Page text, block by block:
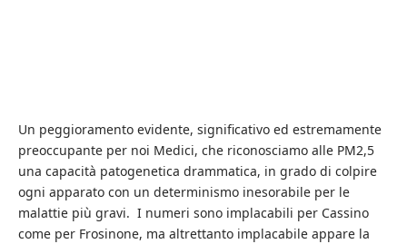
Un peggioramento evidente, significativo ed estremamente
preoccupante per noi Medici, che riconosciamo alle PM2,5
una capacità patogenetica drammatica, in grado di colpire
ogni apparato con un determinismo inesorabile per le
malattie più gravi. I numeri sono implacabili per Cassino
come per Frosinone, ma altrettanto implacabile appare la